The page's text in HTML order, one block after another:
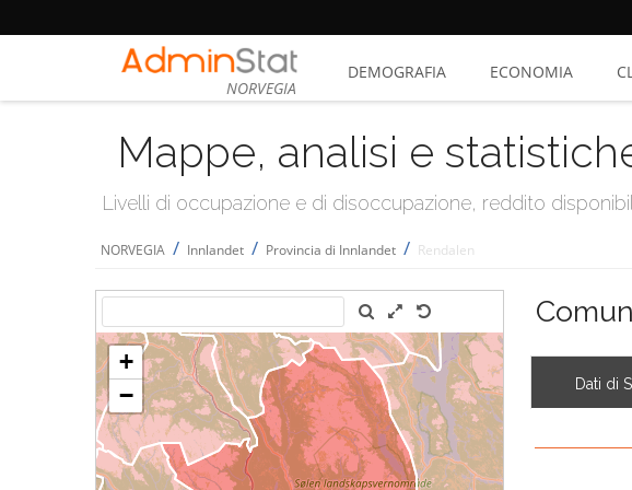
NORVEGIA
DEMOGRAFIA ECONOMIA
Mappe, analisi e
Livelli di occupazione e di disoccupazione, reddito
NORVEGIA / Innlandet / Provincia di Innlandet / Rendalen
Dati di